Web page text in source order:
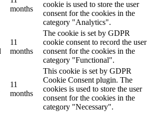
months
cookie is used to store the user
consent for the cookies in the
category "Analytics".
11
months
The cookie is set by GDPR
cookie consent to record the user
consent for the cookies in the
category "Functional".
11
months
This cookie is set by GDPR
Cookie Consent plugin. The
cookies is used to store the user
consent for the cookies in the
category "Necessary".